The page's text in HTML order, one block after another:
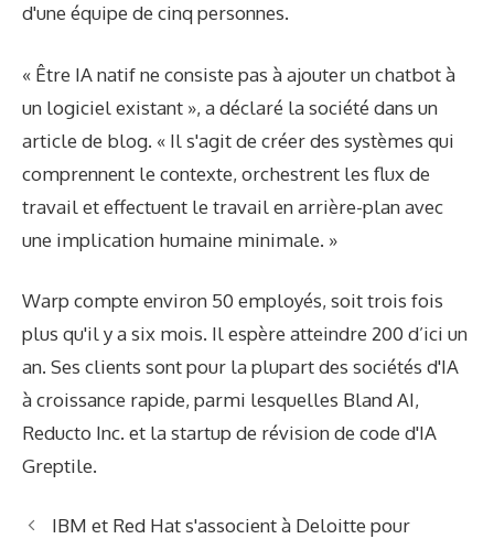
d'une équipe de cinq personnes.
« Être IA natif ne consiste pas à ajouter un chatbot à
un logiciel existant », a déclaré la société dans un
article de blog. « Il s'agit de créer des systèmes qui
comprennent le contexte, orchestrent les flux de
travail et effectuent le travail en arrière-plan avec
une implication humaine minimale. »
Warp compte environ 50 employés, soit trois fois
plus qu'il y a six mois. Il espère atteindre 200 d’ici un
an. Ses clients sont pour la plupart des sociétés d'IA
à croissance rapide, parmi lesquelles Bland AI,
Reducto Inc. et la startup de révision de code d'IA
Greptile.
IBM et Red Hat s'associent à Deloitte pour